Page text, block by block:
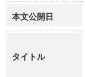
本文公開日
タイトル